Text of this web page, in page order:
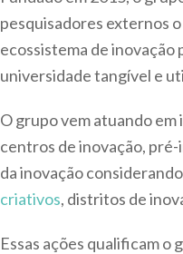
pesquisadores externos
ecossistema de
universidade tangível e
O grupo vem atuando
centros de inovação, pré-
da inovação
criativos, distritos de
Essas ações qualificam